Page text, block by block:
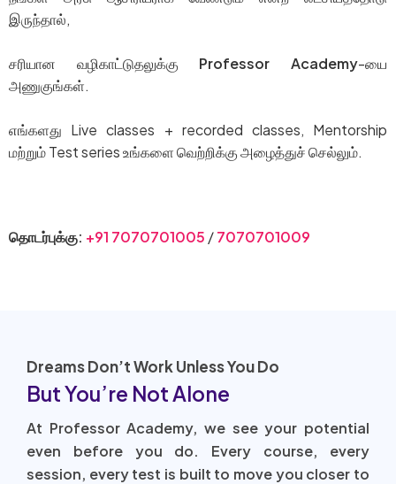
இருந்தால்,
சரியான வழிகாட்டுதலுக்கு Professor Academy-யை
அணுகுங்கள்.
எங்களது Live classes + recorded classes, Mentorship
மற்றும் Test series உங்களை வெற்றிக்கு அழைத்துச் செல்லும்.
தொடர்புக்கு: +91 7070701005 /7070701009
Dreams Don’t Work Unless You Do
But You’re Not Alone
At Professor Academy, we see your potential
even before you do. Every course, every
session, every test is built to move you closer to